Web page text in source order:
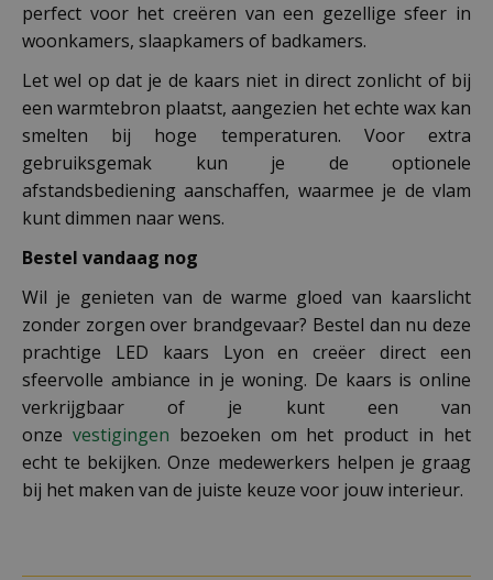
perfect voor het creëren van een gezellige sfeer in
woonkamers, slaapkamers of badkamers.
Let wel op dat je de kaars niet in direct zonlicht of bij
een warmtebron plaatst, aangezien het echte wax kan
smelten bij hoge temperaturen. Voor extra
gebruiksgemak kun je de optionele
afstandsbediening aanschaffen, waarmee je de vlam
kunt dimmen naar wens.
Bestel vandaag nog
Wil je genieten van de warme gloed van kaarslicht
zonder zorgen over brandgevaar? Bestel dan nu deze
prachtige LED kaars Lyon en creëer direct een
sfeervolle ambiance in je woning. De kaars is online
verkrijgbaar of je kunt een van
onze vestigingen bezoeken om het product in het
echt te bekijken. Onze medewerkers helpen je graag
bij het maken van de juiste keuze voor jouw interieur.